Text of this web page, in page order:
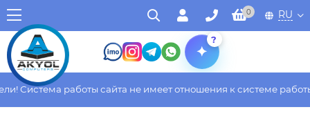
0 RU
?
Система работы сайта не имеет отношения к системе